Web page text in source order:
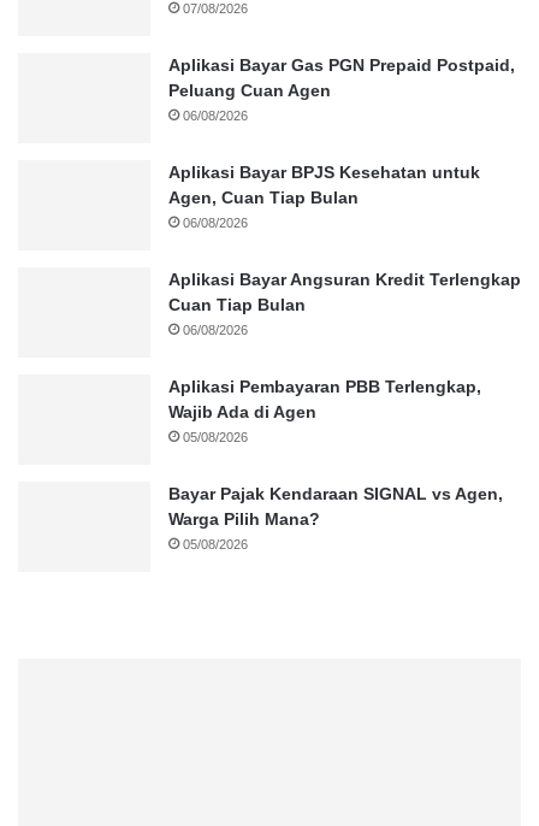
07/08/2026
Aplikasi Bayar Gas PGN Prepaid Postpaid,
Peluang Cuan Agen
06/08/2026
Aplikasi Bayar BPJS Kesehatan untuk
Agen, Cuan Tiap Bulan
06/08/2026
Aplikasi Bayar Angsuran Kredit Terlengkap
Cuan Tiap Bulan
06/08/2026
Aplikasi Pembayaran PBB Terlengkap,
Wajib Ada di Agen
05/08/2026
Bayar Pajak Kendaraan SIGNAL vs Agen,
Warga Pilih Mana?
05/08/2026